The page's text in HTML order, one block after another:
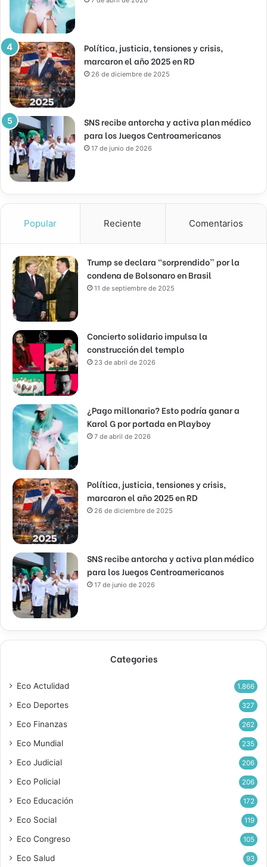
Política, justicia, tensiones y crisis,
marcaron el año 2025 en RD
26 de diciembre de 2025
SNS recibe antorcha y activa plan médico
para los Juegos Centroamericanos
17 de junio de 2026
Popular Reciente Comentarios
Trump se declara “sorprendido” por la
condena de Bolsonaro en Brasil
11 de septiembre de 2025
Concierto solidario impulsa la
construcción del templo
23 de abril de 2026
¿Pago millonario? Esto podría ganar a
Karol G por portada en Playboy
7 de abril de 2026
Política, justicia, tensiones y crisis,
marcaron el año 2025 en RD
26 de diciembre de 2025
SNS recibe antorcha y activa plan médico
para los Juegos Centroamericanos
17 de junio de 2026
Categories
Eco Actulidad 1.866
Eco Deportes 327
Eco Finanzas 262
Eco Mundial 235
Eco Judicial 206
Eco Policial 206
Eco Educación 172
Eco Social 119
Eco Congreso 105
Eco Salud 93